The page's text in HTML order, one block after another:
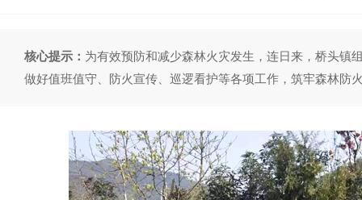
核心提示： 为有效预防和减少森林火灾发生，连日来，桥头镇
做好值班值守、防火宣传、巡逻看护等各项工作，筑牢森林防